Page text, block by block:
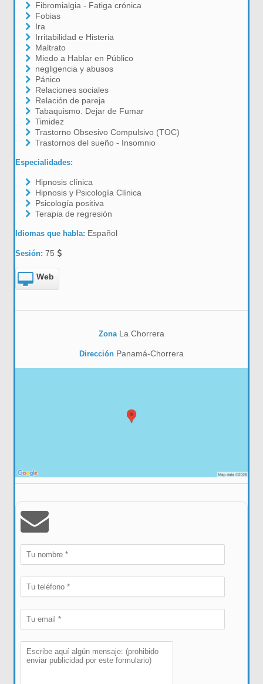
Fibromialgia - Fatiga crónica
Fobias
Ira
Irritabilidad e Histeria
Maltrato
Miedo a Hablar en Público
negligencia y abusos
Pánico
Relaciones sociales
Relación de pareja
Tabaquismo. Dejar de Fumar
Timidez
Trastorno Obsesivo Compulsivo (TOC)
Trastornos del sueño - Insomnio
Especialidades:
Hipnosis clínica
Hipnosis y Psicología Clínica
Psicología positiva
Terapia de regresión
Idiomas que habla: Español
Sesión:75
Web
Zona La Chorrera
Dirección Panamá-Chorrera